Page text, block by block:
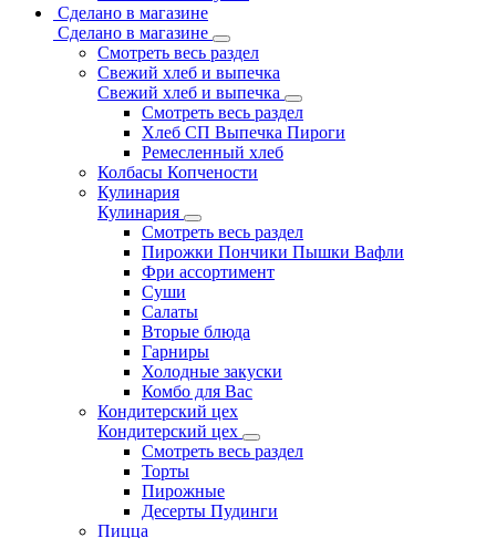
Сделано в магазине
Сделано в магазине
Смотреть весь раздел
Свежий хлеб и выпечка
Свежий хлеб и выпечка
Смотреть весь раздел
Хлеб СП Выпечка Пироги
Ремесленный хлеб
Колбасы Копчености
Кулинария
Кулинария
Смотреть весь раздел
Пирожки Пончики Пышки Вафли
Фри ассортимент
Суши
Салаты
Вторые блюда
Гарниры
Холодные закуски
Комбо для Вас
Кондитерский цех
Кондитерский цех
Смотреть весь раздел
Торты
Пирожные
Десерты Пудинги
Пицца